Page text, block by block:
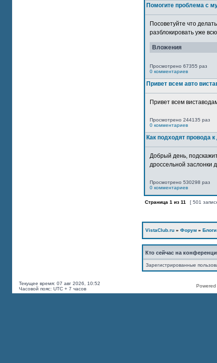
Помогите проблема с
Посоветуйте что
разблокировать уже
Вложения
Просмотрено 67355 раз
0 комментариев
Привет всем авто
Привет всем
Просмотрено 244135 раз
0 комментариев
Как подходят провода
Добрый день,
дроссельной заслонки
Просмотрено 530298 раз
0 комментариев
Страница 1 из 11 [ 501
VistaClub.ru » Форум » Блоги
Кто сейчас на
Зарегистрированные
Текущее время: 07 авг 2026, 10:52
Часовой пояс: UTC + 7 часов